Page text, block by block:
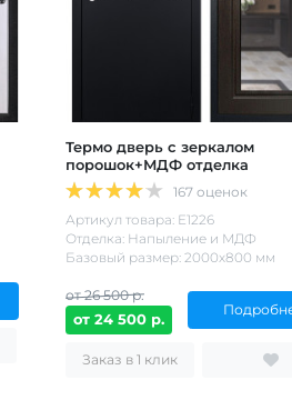
Термо дверь с зеркалом
порошок+МДФ отделка
167 оценок
Артикул товара: Е1226
Отделка: Напыление и МДФ
Базовый размер: 2000х800 мм
от 26 500 р.
от 24 500 р.
Заказ в 1 клик